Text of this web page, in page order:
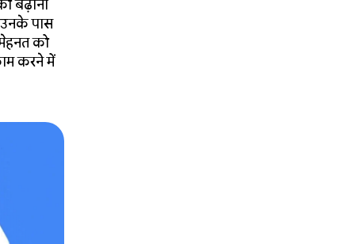
बढ़ाना
उनके पास
को
करने में